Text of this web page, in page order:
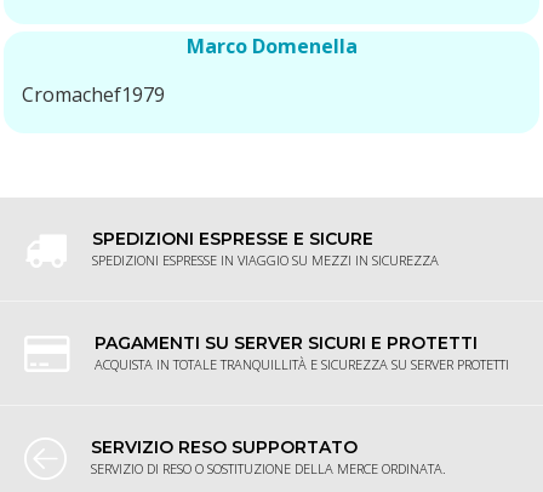
Marco Domenella
Cromachef1979
SPEDIZIONI ESPRESSE E SICURE
SPEDIZIONI ESPRESSE IN VIAGGIO SU MEZZI IN SICUREZZA
PAGAMENTI SU SERVER SICURI E PROTETTI
ACQUISTA IN TOTALE TRANQUILLITÀ E SICUREZZA SU SERVER PROTETTI
SERVIZIO RESO SUPPORTATO
SERVIZIO DI RESO O SOSTITUZIONE DELLA MERCE ORDINATA.